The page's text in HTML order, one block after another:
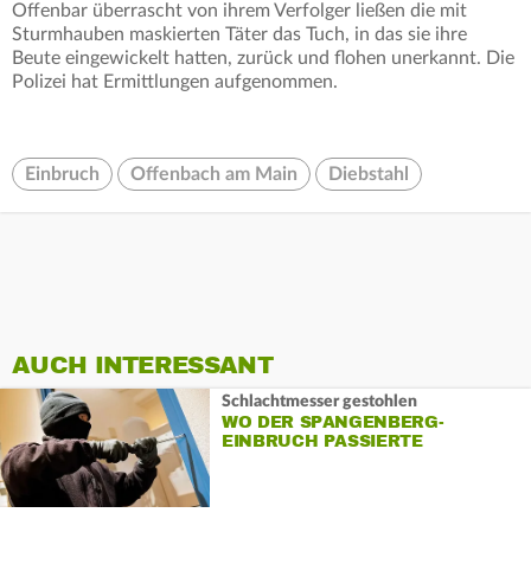
Offenbar überrascht von ihrem Verfolger ließen die mit
Sturmhauben maskierten Täter das Tuch, in das sie ihre
Beute eingewickelt hatten, zurück und flohen unerkannt. Die
Polizei hat Ermittlungen aufgenommen.
Einbruch Offenbach am Main Diebstahl
AUCH INTERESSANT
Schlachtmesser gestohlen
WO DER SPANGENBERG-
EINBRUCH PASSIERTE